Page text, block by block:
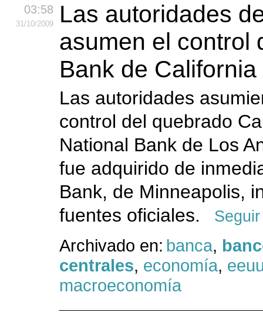
03:58
31/10/2009
Las autoridades
asumen el control
Bank de California
Las autoridades
control del quebrado
National Bank de Los
fue adquirido de
Bank, de Minneapolis,
fuentes oficiales.
Archivado en: banca,
centrales, economía,
macroeconomía